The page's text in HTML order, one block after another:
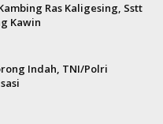
Ras Kaligesing, Sstt
Kawin
Indah, TNI/Polri